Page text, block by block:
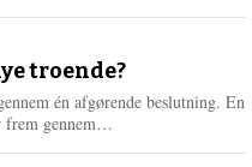
troende?
én afgørende beslutning. En
frem gennem…